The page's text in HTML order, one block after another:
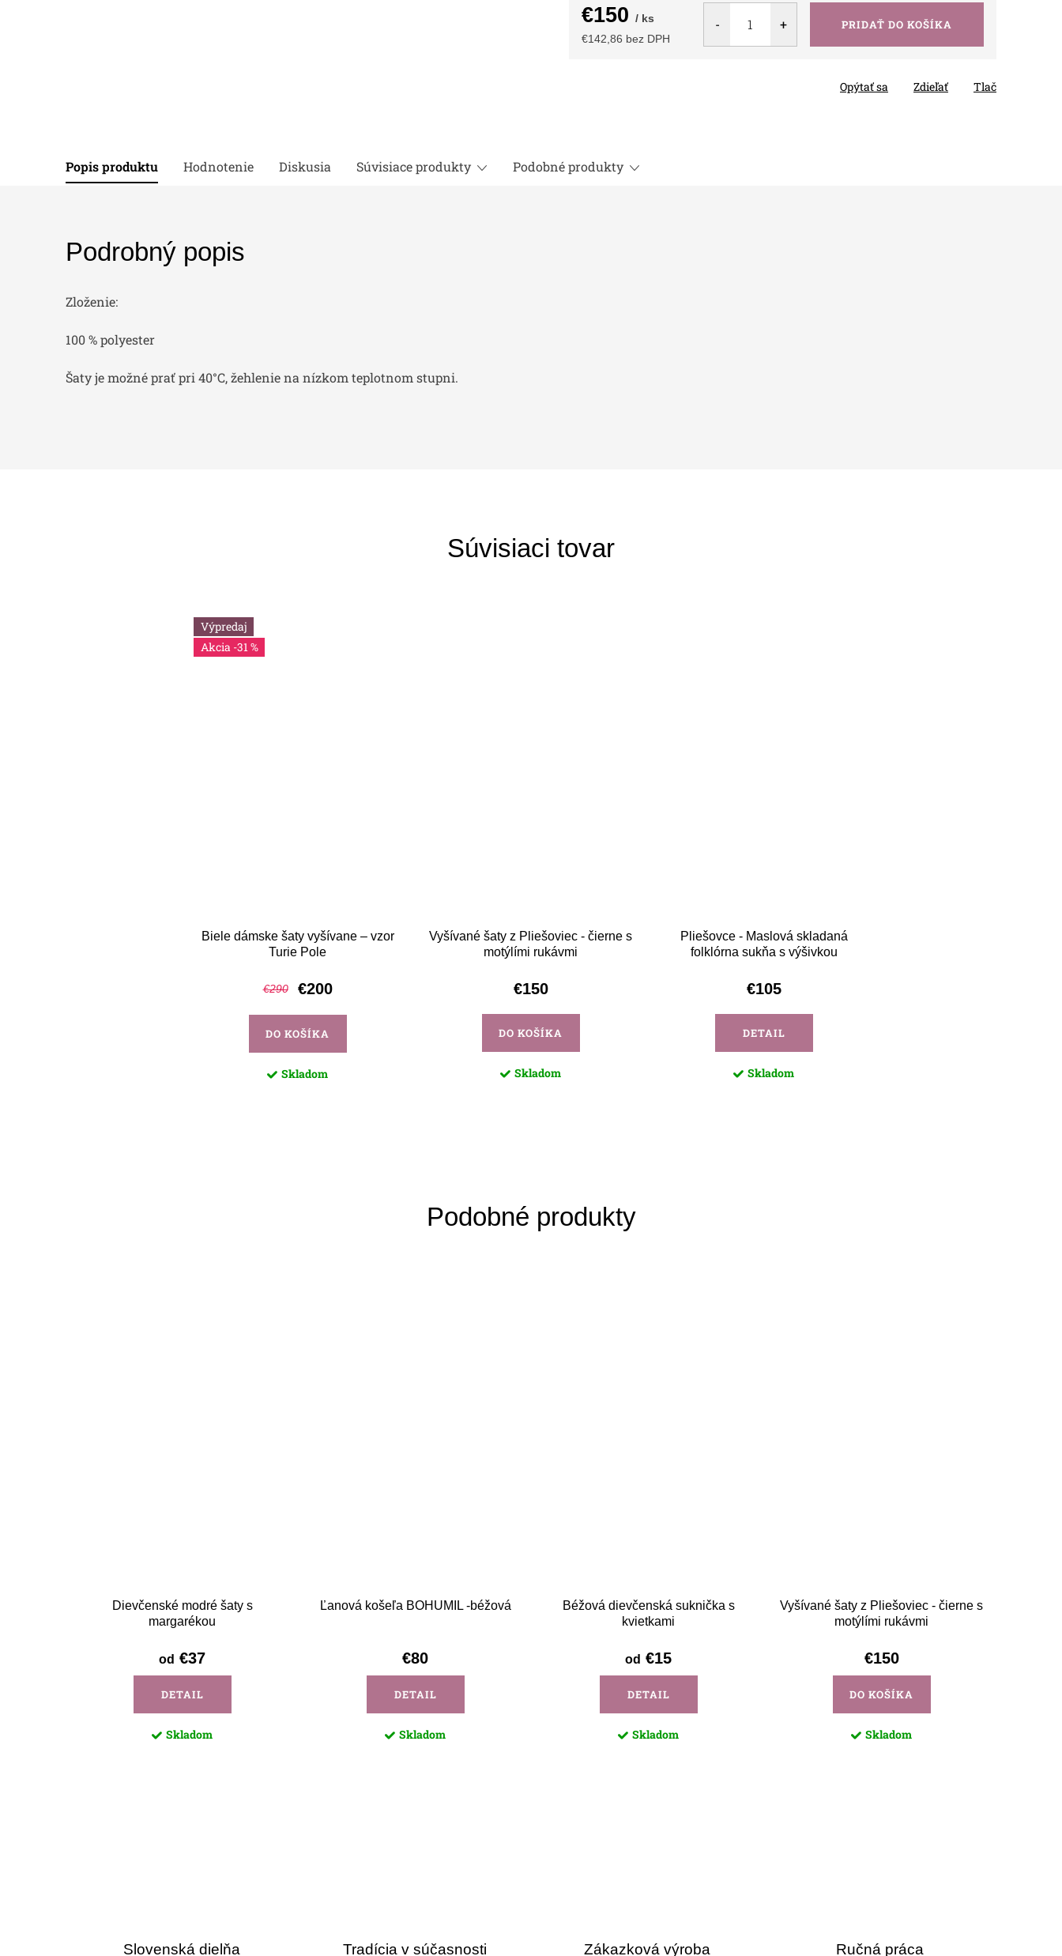
€150 / ks
€142,86 bez DPH
PRIDAŤ DO KOŠÍKA
Tlač
Opýtať sa Zdieľať
Popis produktu Hodnotenie Diskusia Súvisiace produkty Podobné produkty
Podrobný popis
Zloženie:
100 % polyester
Šaty je možné prať pri 40°C, žehlenie na nízkom teplotnom stupni.
Súvisiaci tovar
Výpredaj
-31 %
Biele dámske šaty vyšívane – vzor
Turie Pole
€290 €200
DO KOŠÍKA
Skladom
Vyšívané šaty z Pliešoviec - čierne s
motýlími rukávmi
€150
DO KOŠÍKA
Skladom
Pliešovce - Maslová skladaná
folklórna sukňa s výšivkou
€105
DETAIL
Skladom
Dievčenské modré šaty s
margarékou
od €37
DETAIL
Skladom
Ľanová košeľa BOHUMIL -béžová
€80
DETAIL
Skladom
Béžová dievčenská suknička s
kvietkami
od €15
DETAIL
Skladom
Vyšívané šaty z Pliešoviec - čierne s
motýlími rukávmi
€150
DO KOŠÍKA
Skladom
Slovenská dielňa Tradícia v súčasnosti Zákazková výroba Ručná práca